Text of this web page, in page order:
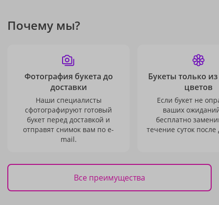
Почему мы?
Фотография букета до
доставки
Наши специалисты
сфотографируют готовый
букет перед доставкой и
отправят снимок вам по e-
mail.
Букеты только
цветов
Если букет не
ваших
бесплатно
течение суток после
Все преимущества